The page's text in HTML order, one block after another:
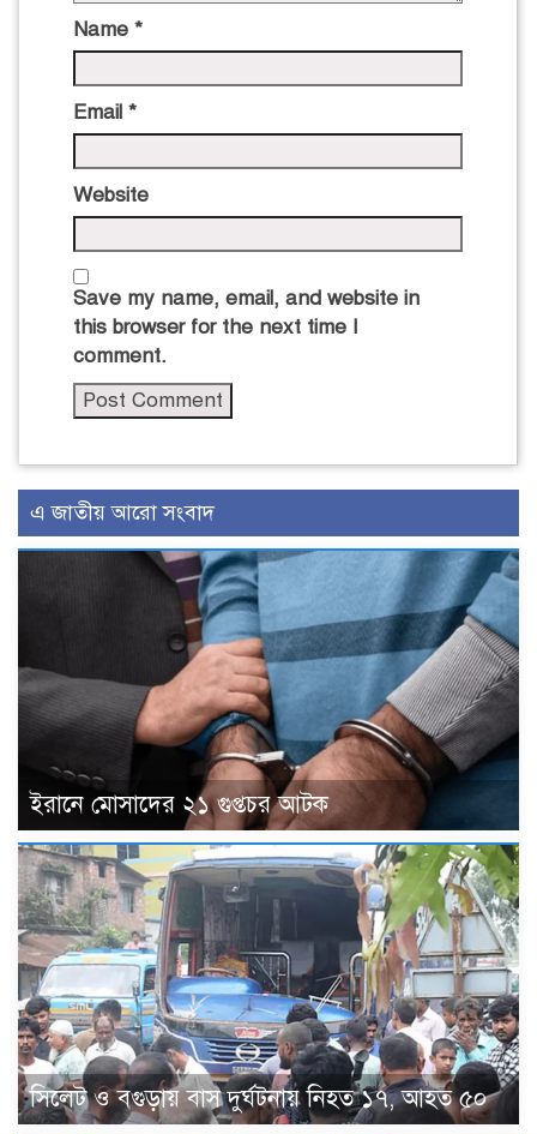
Name *
Email *
Website
Save my name, email, and website in
this browser for the next time I
comment.
এ জাতীয় আরো সংবাদ
ইরানে মোসাদের ২১ গুপ্তচর আটক
সিলেট ও বগুড়ায় বাস দুর্ঘটনায় নিহত ১৭, আহত ৫০